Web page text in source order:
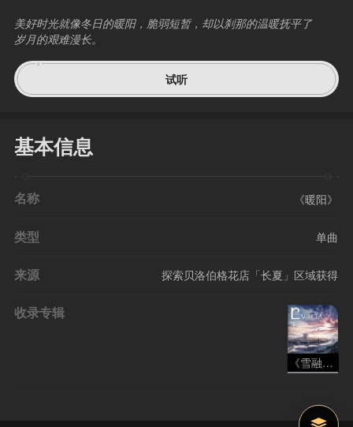
美好时光就像冬日的暖阳，脆弱短暂，却以刹那的温暖抚平了
岁月的艰难漫长。
试听
基本信息
名称 《暖阳》
类型 单曲
来源 探索贝洛伯格花店「长夏」区域获得
收录专辑
《雪融于烬》